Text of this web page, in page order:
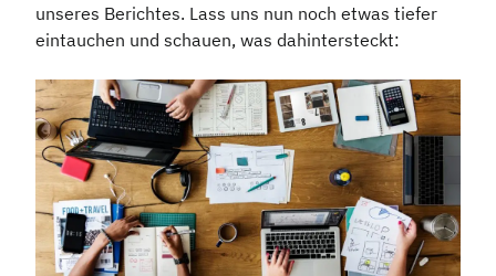
unseres Berichtes. Lass uns nun noch etwas tiefer
eintauchen und schauen, was dahintersteckt: